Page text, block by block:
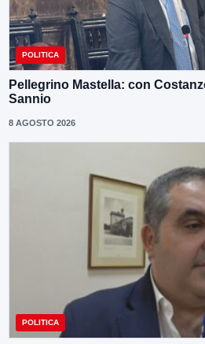
POLITICA
Pellegrino Mastella: con
Sannio
8 AGOSTO 2026
POLITICA